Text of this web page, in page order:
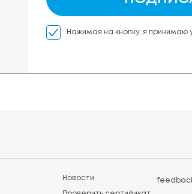
Нажимая на кнопку, я принимаю
Новости